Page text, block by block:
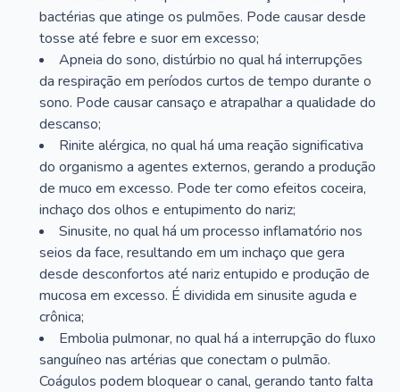
bactérias que atinge os pulmões. Pode causar desde
tosse até febre e suor em excesso;
Apneia do sono, distúrbio no qual há interrupções
da respiração em períodos curtos de tempo durante o
sono. Pode causar cansaço e atrapalhar a qualidade do
descanso;
Rinite alérgica, no qual há uma reação significativa
do organismo a agentes externos, gerando a produção
de muco em excesso. Pode ter como efeitos coceira,
inchaço dos olhos e entupimento do nariz;
Sinusite, no qual há um processo inflamatório nos
seios da face, resultando em um inchaço que gera
desde desconfortos até nariz entupido e produção de
mucosa em excesso. É dividida em sinusite aguda e
crônica;
Embolia pulmonar, no qual há a interrupção do fluxo
sanguíneo nas artérias que conectam o pulmão.
Coágulos podem bloquear o canal, gerando tanto falta